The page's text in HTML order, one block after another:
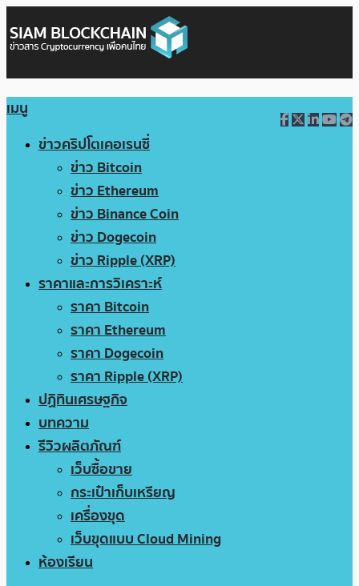
เมนู
ข่าวคริปโตเคอเรนซี่
ข่าว Bitcoin
ข่าว Ethereum
ข่าว Binance Coin
ข่าว Dogecoin
ข่าว Ripple (XRP)
ราคาและการวิเคราะห์
ราคา Bitcoin
ราคา Ethereum
ราคา Dogecoin
ราคา Ripple (XRP)
ปฏิทินเศรษฐกิจ
บทความ
รีวิวผลิตภัณฑ์
เว็บซื้อขาย
กระเป๋าเก็บเหรียญ
เครื่องขุด
เว็บขุดแบบ Cloud Mining
ห้องเรียน